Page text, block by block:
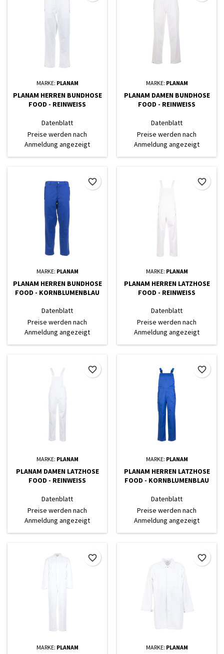
MARKE: PLANAM
PLANAM HERREN BUNDHOSE
FOOD - REINWEISS
Datenblatt
Preise werden nach
Anmeldung angezeigt
MARKE: PLANAM
PLANAM DAMEN BUNDHOSE
FOOD - REINWEISS
Datenblatt
Preise werden nach
Anmeldung angezeigt
MARKE: PLANAM
PLANAM HERREN BUNDHOSE
FOOD - KORNBLUMENBLAU
Datenblatt
Preise werden nach
Anmeldung angezeigt
favorite_border
MARKE: PLANAM
PLANAM HERREN LATZHOSE
FOOD - REINWEISS
Datenblatt
Preise werden nach
Anmeldung angezeigt
favorite_border
MARKE: PLANAM
PLANAM DAMEN LATZHOSE
FOOD - REINWEISS
Datenblatt
Preise werden nach
Anmeldung angezeigt
favorite_border
MARKE: PLANAM
PLANAM HERREN LATZHOSE
FOOD - KORNBLUMENBLAU
Datenblatt
Preise werden nach
Anmeldung angezeigt
favorite_border
MARKE: PLANAM
favorite_border
MARKE: PLANAM
favorite_border